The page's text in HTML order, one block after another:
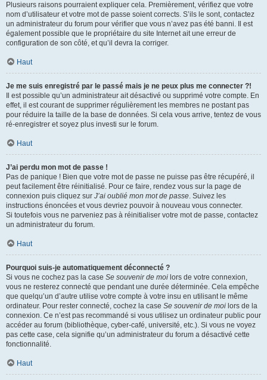
Plusieurs raisons pourraient expliquer cela. Premièrement, vérifiez que votre
nom d’utilisateur et votre mot de passe soient corrects. S’ils le sont, contactez
un administrateur du forum pour vérifier que vous n’avez pas été banni. Il est
également possible que le propriétaire du site Internet ait une erreur de
configuration de son côté, et qu’il devra la corriger.
Haut
Je me suis enregistré par le passé mais je ne peux plus me connecter ?!
Il est possible qu’un administrateur ait désactivé ou supprimé votre compte. En
effet, il est courant de supprimer régulièrement les membres ne postant pas
pour réduire la taille de la base de données. Si cela vous arrive, tentez de vous
ré-enregistrer et soyez plus investi sur le forum.
Haut
J’ai perdu mon mot de passe !
Pas de panique ! Bien que votre mot de passe ne puisse pas être récupéré, il
peut facilement être réinitialisé. Pour ce faire, rendez vous sur la page de
connexion puis cliquez sur J’ai oublié mon mot de passe. Suivez les
instructions énoncées et vous devriez pouvoir à nouveau vous connecter.
Si toutefois vous ne parveniez pas à réinitialiser votre mot de passe, contactez
un administrateur du forum.
Haut
Pourquoi suis-je automatiquement déconnecté ?
Si vous ne cochez pas la case Se souvenir de moi lors de votre connexion,
vous ne resterez connecté que pendant une durée déterminée. Cela empêche
que quelqu’un d’autre utilise votre compte à votre insu en utilisant le même
ordinateur. Pour rester connecté, cochez la case Se souvenir de moi lors de la
connexion. Ce n’est pas recommandé si vous utilisez un ordinateur public pour
accéder au forum (bibliothèque, cyber-café, université, etc.). Si vous ne voyez
pas cette case, cela signifie qu’un administrateur du forum a désactivé cette
fonctionnalité.
Haut